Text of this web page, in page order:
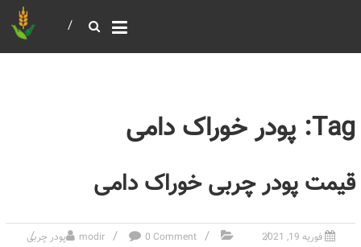
Tag: پودر خوراک دامی
قیمت پودر چربی خوراک دامی
فوریه 19, 2021 modir 0 Comment
پودر چربی